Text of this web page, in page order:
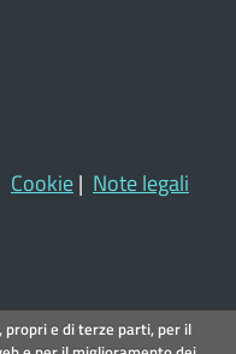
Cookie| Note legali
propri e di terze parti, per il